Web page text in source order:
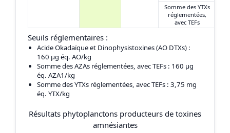
Somme des YTXs
réglementées,
avec TEFs
Seuils réglementaires :
Acide Okadaïque et Dinophysistoxines (AO DTXs) :
160 μg éq. AO/kg
Somme des AZAs réglementées, avec TEFs : 160 μg
éq. AZA1/kg
Somme des YTXs réglementées, avec TEFs : 3,75 mg
éq. YTX/kg
Résultats phytoplanctons producteurs de toxines
amnésiantes